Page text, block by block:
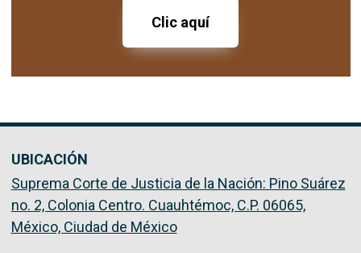
Clic aquí
UBICACIÓN
Suprema Corte de Justicia de la Nación: Pino Suárez
no. 2, Colonia Centro. Cuauhtémoc, C.P. 06065,
México, Ciudad de México